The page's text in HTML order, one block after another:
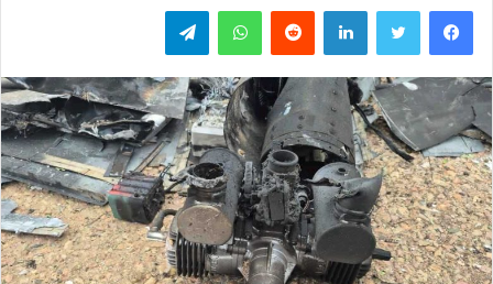
فيسبوك تويتر لينكدإن واتساب تيلقرام